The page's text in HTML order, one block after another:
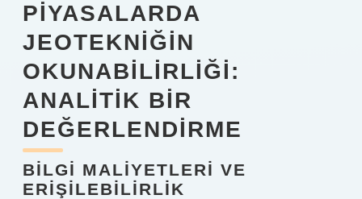
PIYASALARDA
JEOTEKNIĞIN
OKUNABILIRLIĞI:
ANALITIK BIR
DEĞERLENDIRME
BILGI MALIYETLERI VE
ERIŞILEBILIRLIK